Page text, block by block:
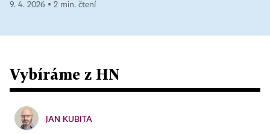
9. 4. 2026 ▪ 2 min. čtení
Vybíráme z HN
JAN KUBITA